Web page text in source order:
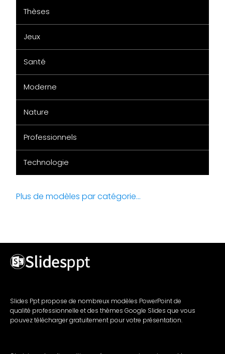
Thèses
Jeux
Santé
Moderne
Nature
Professionnels
Technologie
Plus de modèles par catégorie...
Slides Ppt propose de nombreux modèles PowerPoint de
qualité professionnelle et des thèmes Google Slides que vous
pouvez télécharger gratuitement pour votre présentation.